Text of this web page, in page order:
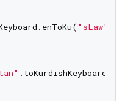
"sLaw"